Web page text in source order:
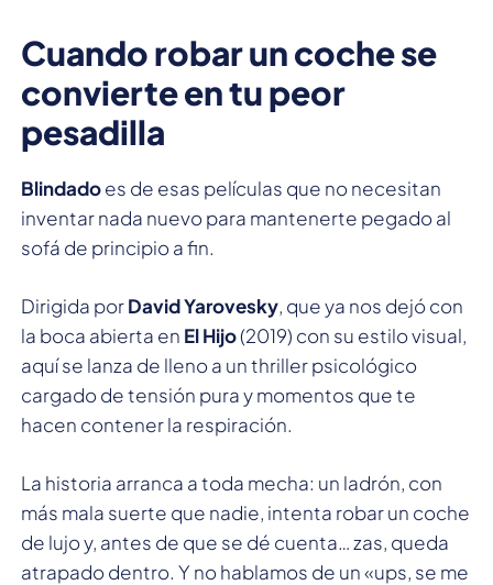
Cuando robar un coche se
convierte en tu peor
pesadilla
Blindadoes de esas películas que no necesitan
inventar nada nuevo para mantenerte pegado al
sofá de principio a fin.
Dirigida porDavid Yarovesky, que ya nos dejó con
la boca abierta en El Hijo(2019) con su estilo visual,
aquí se lanza de lleno a un thriller psicológico
cargado de tensión pura y momentos que te
hacen contener la respiración.
La historia arranca a toda mecha: un ladrón, con
más mala suerte que nadie, intenta robar un coche
de lujo y, antes de que se dé cuenta… zas, queda
atrapado dentro. Y no hablamos de un «ups, se me